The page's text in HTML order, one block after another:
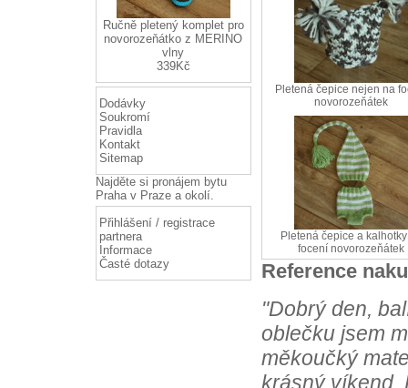
Ručně pletený komplet pro
novorozeňátko z MERINO
vlny
339Kč
Dodávky
Soukromí
Pravidla
Kontakt
Sitemap
Najděte si pronájem bytu
Prahav Praze a okolí.
Přihlášení / registrace
partnera
Informace
Časté dotazy
Pletená čepice nejen na
novorozeňátek
Pletená čepice a
focení novorozeňátek
Reference
"Dobrý den,
oblečku jsem
měkoučký
krásný víkend,